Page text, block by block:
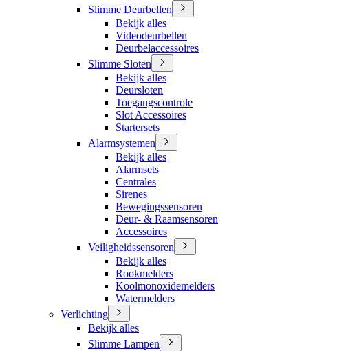
Slimme Deurbellen
Bekijk alles
Videodeurbellen
Deurbelaccessoires
Slimme Sloten
Bekijk alles
Deursloten
Toegangscontrole
Slot Accessoires
Startersets
Alarmsystemen
Bekijk alles
Alarmsets
Centrales
Sirenes
Bewegingssensoren
Deur- & Raamsensoren
Accessoires
Veiligheidssensoren
Bekijk alles
Rookmelders
Koolmonoxidemelders
Watermelders
Verlichting
Bekijk alles
Slimme Lampen